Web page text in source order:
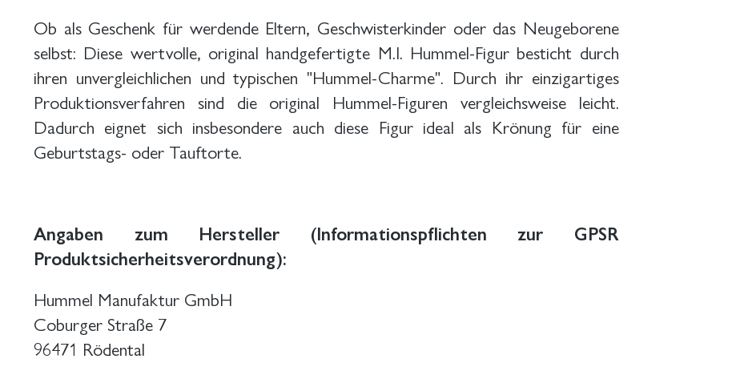
Ob als Geschenk für werdende Eltern, Geschwisterkinder oder das Neugeborene
selbst: Diese wertvolle, original handgefertigte M.I. Hummel-Figur besticht durch
ihren unvergleichlichen und typischen "Hummel-Charme". Durch ihr einzigartiges
Produktionsverfahren sind die original Hummel-Figuren vergleichsweise leicht.
Dadurch eignet sich insbesondere auch diese Figur ideal als Krönung für eine
Geburtstags- oder Tauftorte.
Angaben zum Hersteller (Informationspflichten zur GPSR
Produktsicherheitsverordnung):
Hummel Manufaktur GmbH
Coburger Straße 7
96471 Rödental